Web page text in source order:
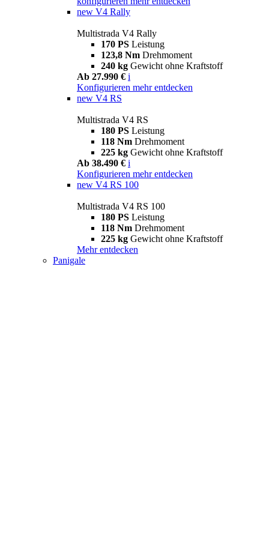
new V4 Rally
Multistrada V4 Rally
170 PS Leistung
123,8 Nm Drehmoment
240 kg Gewicht ohne Kraftstoff
Ab 27.990 € i
Konfigurieren mehr entdecken
new V4 RS
Multistrada V4 RS
180 PS Leistung
118 Nm Drehmoment
225 kg Gewicht ohne Kraftstoff
Ab 38.490 € i
Konfigurieren mehr entdecken
new V4 RS 100
Multistrada V4 RS 100
180 PS Leistung
118 Nm Drehmoment
225 kg Gewicht ohne Kraftstoff
Mehr entdecken
Panigale